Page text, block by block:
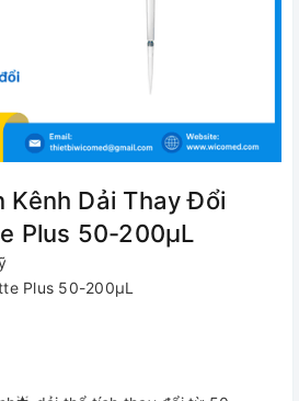
Dải Thay Đổi
Plus 50-200μL
Plus 50-200μL